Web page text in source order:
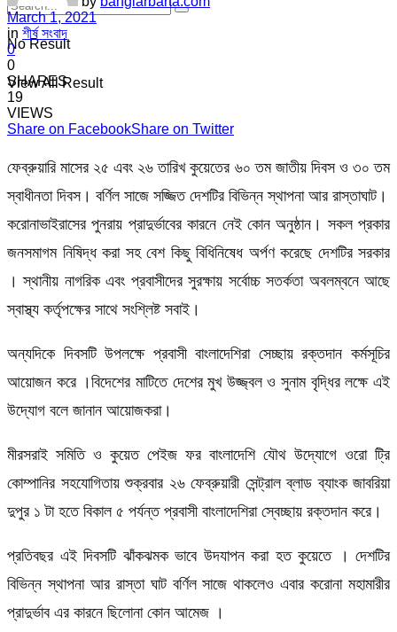
No Result
View All Result
March 1, 2021
in শীর্ষ সংবাদ
0
0
SHARES
19
VIEWS
Share on FacebookShare on Twitter
ফেব্রুয়ারি মাসের ২৫ এবং ২৬ তারিখ কুয়েতের ৬০ তম জাতীয় দিবস ও ৩০ তম
স্বাধীনতা দিবস। বর্ণিল সাজে সজ্জিত দেশটির বিভিন্ন স্থাপনা আর রাস্তাঘাট।
করোনাভাইরাসের পুনরায় প্রাদুর্ভাবের কারনে নেই কোন অনুষ্ঠান। সকল প্রকার
জনসমাগম নিষিদ্ধ করা সহ বেশ কিছু বিধিনিষেধ অর্পণ করেছে দেশটির সরকার
। স্থানীয় নাগরিক এবং প্রবাসীদের সুরক্ষায় সর্বোচ্চ সতর্কতা অবলম্বনে আছে
স্বাস্থ্য কর্তৃপক্ষের সাথে সংশ্লিষ্ট সবাই।
অন্যদিকে দিবসটি উপলক্ষে প্রবাসী বাংলাদেশিরা সেচ্ছায় রক্তদান কর্মসূচির
আয়োজন করে ।বিদেশের মাটিতে দেশের মুখ উজ্জ্বল ও সুনাম বৃদ্ধির লক্ষে এই
উদ্যোগ বলে জানান আয়োজকরা।
মীরসরাই সমিতি ও কুয়েত পেইজ ফর বাংলাদেশি যৌথ উদ্যোগে ওরো ট্রি
কোম্পানির সহযোগিতায় শুক্রবার ২৬ ফেব্রুয়ারী সেন্ট্রাল ব্লাড ব্যাংক জাবরিয়া
দুপুর ১ টা হতে বিকাল ৫ পর্যন্ত প্রবাসী বাংলাদেশিরা স্বেচ্ছায় রক্তদান করে।
প্রতিবছর এই দিবসটি ঝাঁকঝমক ভাবে উদযাপন করা হত কুয়েতে । দেশটির
বিভিন্ন স্থাপনা আর রাস্তা ঘাট বর্ণিল সাজে থাকলেও এবার করোনা মহামারীর
প্রাদুর্ভাব এর কারনে ছিলোনা কোন আমেজ ।